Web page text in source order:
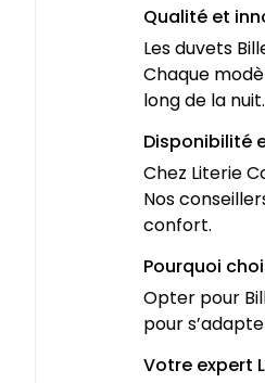
Qualité et
Les duvets
Chaque
long de la nuit.
Disponibilité
Chez Literie
Nos
confort.
Pourquoi
Opter pour
pour
Votre expert